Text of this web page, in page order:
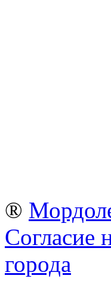
®
Согласие
города